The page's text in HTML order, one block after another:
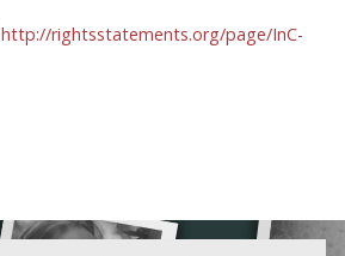
http://rightsstatements.org/page/InC-